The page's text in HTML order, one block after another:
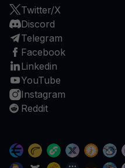
Twitter/X
Discord
Telegram
Facebook
Linkedin
YouTube
Instagram
Reddit